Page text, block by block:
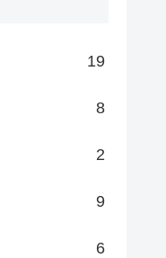
19
8
2
9
6